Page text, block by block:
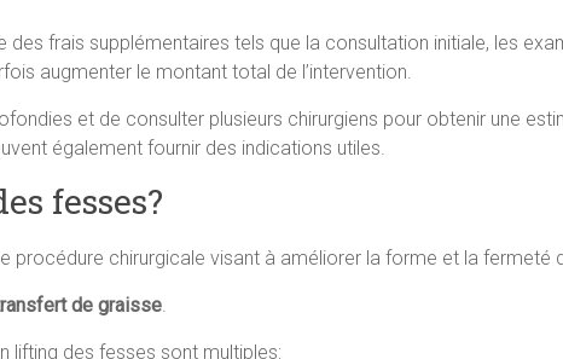
frais supplémentaires tels que la consultation initiale, les
augmenter le montant total de l’intervention.
et de consulter plusieurs chirurgiens pour obtenir une
également fournir des indications utiles.
fesses?
procédure chirurgicale visant à améliorer la forme et la fermeté
de graisse
lifting des fesses sont multiples: